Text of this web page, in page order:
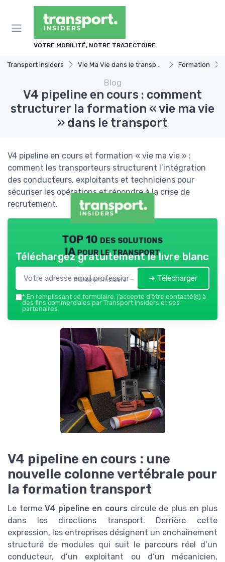
VOTRE MOBILITÉ, NOTRE TRAJECTOIRE
Transport Insiders Vie Ma Vie dans le transport Formation
Blog
V4 pipeline en cours : comment
structurer la formation « vie ma vie
» dans le transport
V4 pipeline en cours et formation « vie ma vie » :
comment les transporteurs structurent l’intégration
des conducteurs, exploitants et techniciens pour
sécuriser les opérations et répondre à la crise de
recrutement.
TOP 10 des solutions
IA pour le transport
Transport Insiders — 2026
Téléchargez gratuitement le livre blanc
➔ Télécharger
* En remplissant ce formulaire, j’accepte d’être contacté(e) à
des fins commerciales par Transport Insiders et ses
partenaires.
V4 pipeline en cours : une
nouvelle colonne vertébrale pour
la formation transport
Le termeV4 pipeline en cours circule de plus en plus
dans les directions transport. Derrière cette
expression, les entreprises désignent un enchaînement
structuré de modules qui suit le parcours réel d’un
conducteur, d’un exploitant ou d’un mécanicien,
Panneau de gestion des cookies